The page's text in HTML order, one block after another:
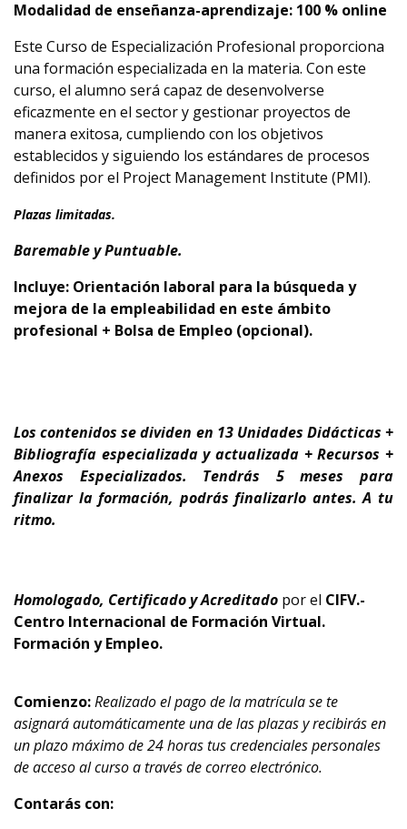
Modalidad de enseñanza-aprendizaje: 100 % online
Este Curso de Especialización Profesional proporciona
una formación especializada en la materia. Con este
curso, el alumno será capaz de desenvolverse
eficazmente en el sector y gestionar proyectos de
manera exitosa, cumpliendo con los objetivos
establecidos y siguiendo los estándares de procesos
definidos por el Project Management Institute (PMI).
Plazas limitadas.
Baremable y Puntuable.
Incluye: Orientación laboral para la búsqueda y
mejora de la empleabilidad en este ámbito
profesional + Bolsa de Empleo (opcional).
Los contenidos se dividen en 13 Unidades Didácticas +
Bibliografía especializada y actualizada + Recursos +
Anexos Especializados. Tendrás 5 meses para
finalizar la formación, podrás finalizarlo antes.A tu
ritmo.
Homologado, Certificado y Acreditado por el CIFV.-
Centro Internacional de Formación Virtual.
Formación y Empleo.
Comienzo:Realizado el pago de la matrícula se te
asignará automáticamente una de las plazas y recibirás en
un plazo máximo de 24 horas tus credenciales personales
de acceso al curso a través de correo electrónico.
Contarás con: